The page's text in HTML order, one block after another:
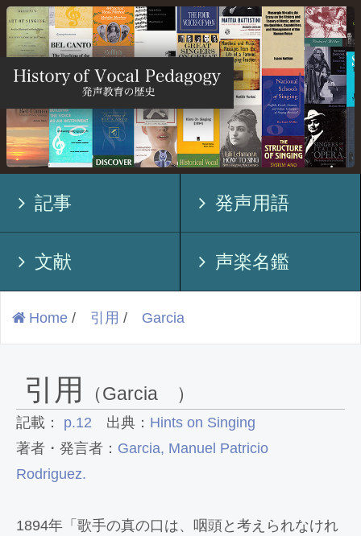
記事 発声用語
文献 声楽名鑑
Home / 引用 / Garcia
引用 （Garcia ）
記載： p.12 出典： Hints on Singing
著者・発言者： Garcia, Manuel Patricio
Rodriguez.
1894年「歌手の真の口は、咽頭と考えられなけれ